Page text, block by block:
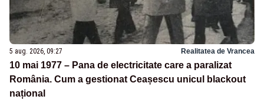
5 aug. 2026, 09:27 Realitatea de Vrancea
10 mai 1977 – Pana de electricitate care a paralizat
România. Cum a gestionat Ceașescu unicul blackout
național